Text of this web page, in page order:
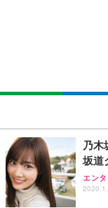
い
キン
ン樹
(黒
ュチ
￥
ワー
能
￥
EIZO
【純
フッ
回使
x2袋
￥
ネオ
り 単
乃木
坂道
エン